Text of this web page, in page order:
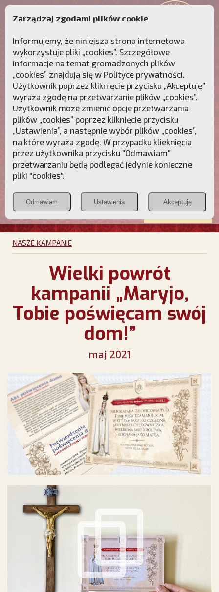
Przebudźmy sumienia Polaków!
Polonia
Christiana
PCh24.pl
Przymierze
POZNAJ APOSTOLAT FATIMY WESPRZYJ
NAS
NASZE KAMPANIE
Wielki powrót
kampanii „Maryjo,
Tobie poświęcam swój
dom!”
maj 2021
Zarządzaj zgodami plików cookie
Informujemy, że niniejsza strona internetowa
wykorzystuje pliki „cookies”. Szczegółowe
informacje na temat gromadzonych plików
„cookies” znajdują się w Polityce prywatności.
Użytkownik poprzez kliknięcie przycisku „Akceptuję”
wyraża zgodę na przetwarzanie plików „cookies”.
Użytkownik może zmienić opcje przetwarzania
plików „cookies” poprzez kliknięcie przycisku
„Ustawienia”, a następnie wybór plików „cookies”,
na które wyraża zgodę. W przypadku klieknięcia
przez użytkownika przycisku "Odmawiam"
przetwarzaniu będą podlegać jedynie konieczne
pliki "cookies".
Odmawiam Ustawienia Akceptuję